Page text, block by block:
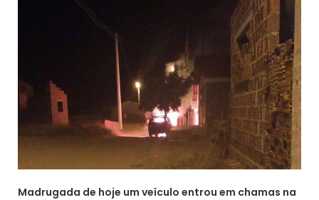
Madrugada de hoje um veículo entrou em chamas na